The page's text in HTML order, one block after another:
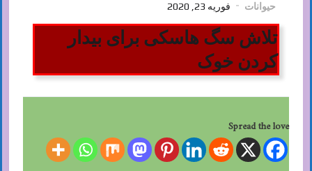
حیوانات فوریه 23, 2020
تلاش سگ هاسکی برای بیدار
کردن خوک
Spread the love